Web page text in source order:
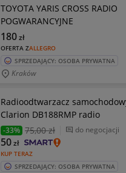
TOYOTA YARIS CROSS RADIO
POGWARANCYJNE
OFERTA ZALLEGRO
180zł
SPRZEDAJĄCY: OSOBA PRYWATNA
Kraków
Radioodtwarzacz
Clarion DB188RMP radio
-33% 75,00 zł do negocjacji
KUP TERAZ
50zł
SPRZEDAJĄCY: OSOBA PRYWATNA